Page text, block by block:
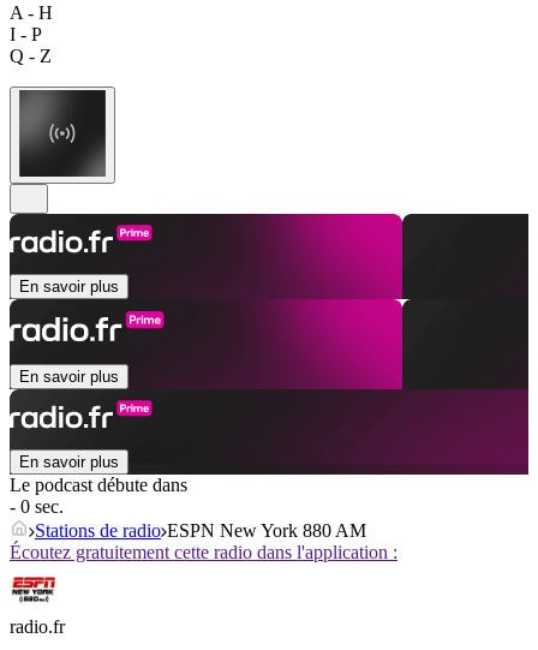
A - H
I - P
Q - Z
En savoir plus
En savoir plus
En savoir plus
Le podcast débute dans
- 0 sec.
Stations de radio ESPN New York 880 AM
Écoutez gratuitement cette radio dans l'application :
radio.fr